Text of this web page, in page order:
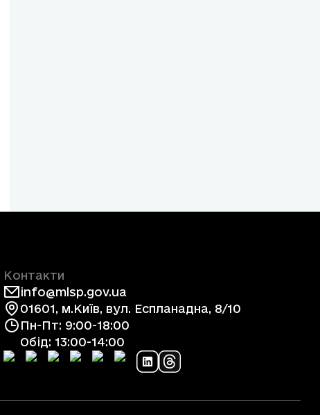
Контакти
info@mlsp.gov.ua
01601, м.Київ, вул. Еспланадна, 8/10
Пн-Пт: 9:00-18:00
Обід: 13:00-14:00